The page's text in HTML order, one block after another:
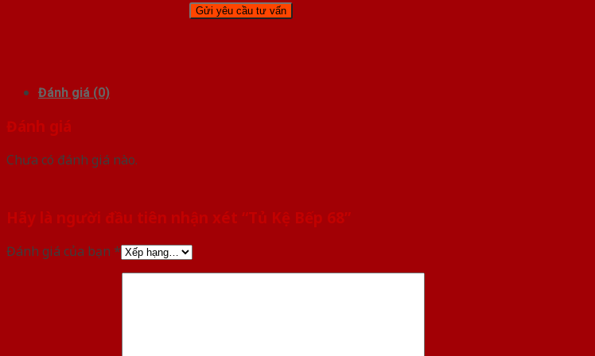
Đánh giá (0)
Đánh giá
Chưa có đánh giá nào.
Hãy là người đầu tiên nhận xét “Tủ Kệ Bếp 68”
Đánh giá của bạn *